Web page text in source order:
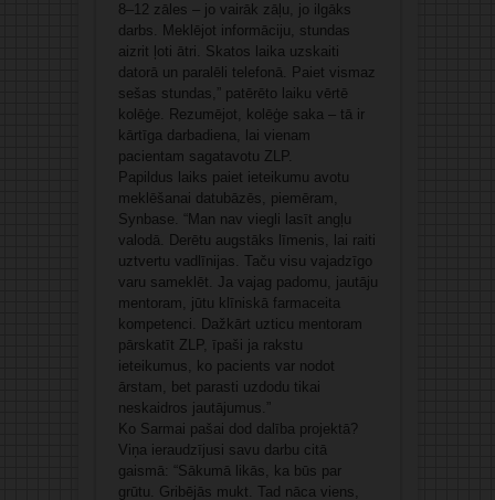
8–12 zāles – jo vairāk zāļu, jo ilgāks
darbs. Meklējot informāciju, stundas
aizrit ļoti ātri. Skatos laika uzskaiti
datorā un paralēli telefonā. Paiet vismaz
sešas stundas,” patērēto laiku vērtē
kolēģe. Rezumējot, kolēģe saka – tā ir
kārtīga darbadiena, lai vienam
pacientam sagatavotu ZLP.
Papildus laiks paiet ieteikumu avotu
meklēšanai datubāzēs, piemēram,
Synbase. “Man nav viegli lasīt angļu
valodā. Derētu augstāks līmenis, lai raiti
uztvertu vadlīnijas. Taču visu vajadzīgo
varu sameklēt. Ja vajag padomu, jautāju
mentoram, jūtu klīniskā farmaceita
kompetenci. Dažkārt uzticu mentoram
pārskatīt ZLP, īpaši ja rakstu
ieteikumus, ko pacients var nodot
ārstam, bet parasti uzdodu tikai
neskaidros jautājumus.”
Ko Sarmai pašai dod dalība projektā?
Viņa ieraudzījusi savu darbu citā
gaismā: “Sākumā likās, ka būs par
grūtu. Gribējās mukt. Tad nāca viens,